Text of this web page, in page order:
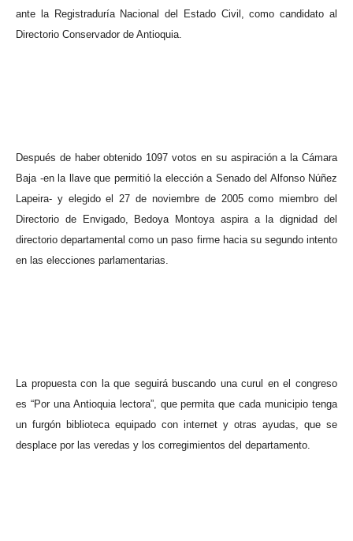
ante la Registraduría Nacional del Estado Civil, como candidato al
Directorio Conservador de Antioquia.
Después de haber obtenido 1097 votos en su aspiración a la Cámara
Baja -en la llave que permitió la elección a Senado del Alfonso Núñez
Lapeira- y elegido el 27 de noviembre de 2005 como miembro del
Directorio de Envigado, Bedoya Montoya aspira a la dignidad del
directorio departamental como un paso firme hacia su segundo intento
en las elecciones parlamentarias.
La propuesta con la que seguirá buscando una curul en el congreso
es “Por una Antioquia lectora”, que permita que cada municipio tenga
un furgón biblioteca equipado con internet y otras ayudas, que se
desplace por las veredas y los corregimientos del departamento.